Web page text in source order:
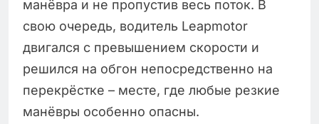
манёвра и не пропустив весь поток. В
свою очередь, водитель Leapmotor
двигался с превышением скорости и
решился на обгон непосредственно на
перекрёстке – месте, где любые резкие
манёвры особенно опасны.